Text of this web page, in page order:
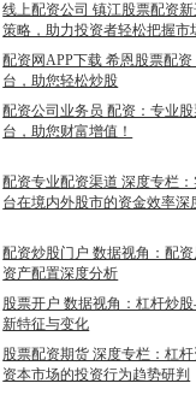
线上配资公司 镇江股票配资
策略，助力投资者轻松把握市
配资网APP下载 希恩股票配
台，助您轻松炒股
配资公司业务员 配资：专业
台，助您财富增值！
配资专业配资渠道 深度专栏
台在境内外股市的资金效率深
配资炒股门户 数据视角：配
资产配置深度分析
股票开户 数据视角：杠杆炒
新特征与变化
股票配资期货 深度专栏：杠
资本市场的投资行为趋势研判